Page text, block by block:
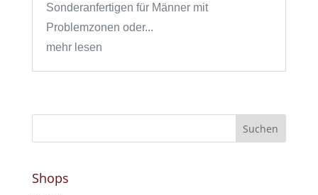
Sonderanfertigen für Männer mit
Problemzonen oder...
mehr lesen
Shops